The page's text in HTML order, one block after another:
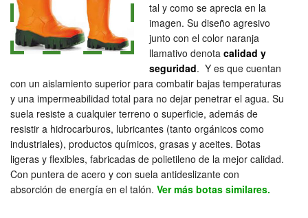
tal y como se aprecia en la
imagen. Su diseño agresivo
junto con el color naranja
llamativo denota calidad y
seguridad. Y es que cuentan
con un aislamiento superior para combatir bajas temperaturas
y una impermeabilidad total para no dejar penetrar el agua. Su
suela resiste a cualquier terreno o superficie, además de
resistir a hidrocarburos, lubricantes (tanto orgánicos como
industriales), productos químicos, grasas y aceites. Botas
ligeras y flexibles, fabricadas de polietileno de la mejor calidad.
Con puntera de acero y con suela antideslizante con
absorción de energía en el talón. Ver más botas similares.